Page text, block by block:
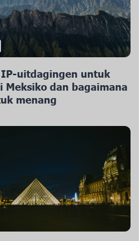
uitdagingen untuk
Meksiko dan bagaimana
menang